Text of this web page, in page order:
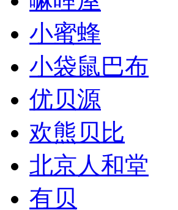
小蜜蜂
小袋鼠巴布
优贝源
欢熊贝比
北京人和堂
有贝